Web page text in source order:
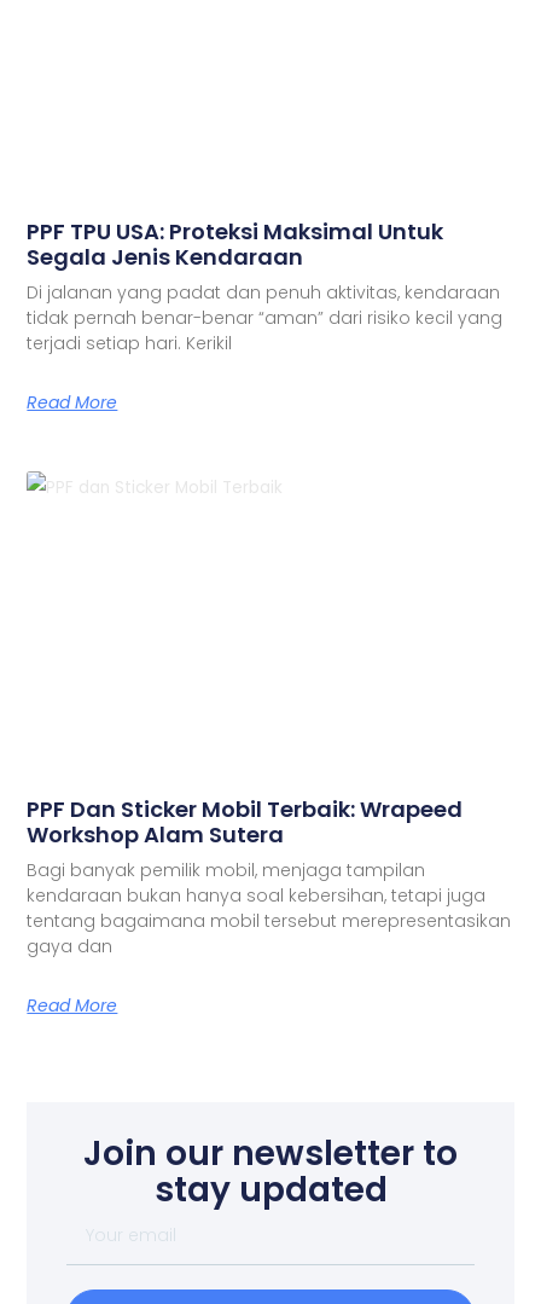
PPF TPU USA: Proteksi Maksimal Untuk
Segala Jenis Kendaraan
Di jalanan yang padat dan penuh aktivitas, kendaraan
tidak pernah benar-benar “aman” dari risiko kecil yang
terjadi setiap hari. Kerikil
Read More
PPF Dan Sticker Mobil Terbaik: Wrapeed
Workshop Alam Sutera
Bagi banyak pemilik mobil, menjaga tampilan
kendaraan bukan hanya soal kebersihan, tetapi juga
tentang bagaimana mobil tersebut merepresentasikan
gaya dan
Read More
Join our newsletter to
stay updated
email